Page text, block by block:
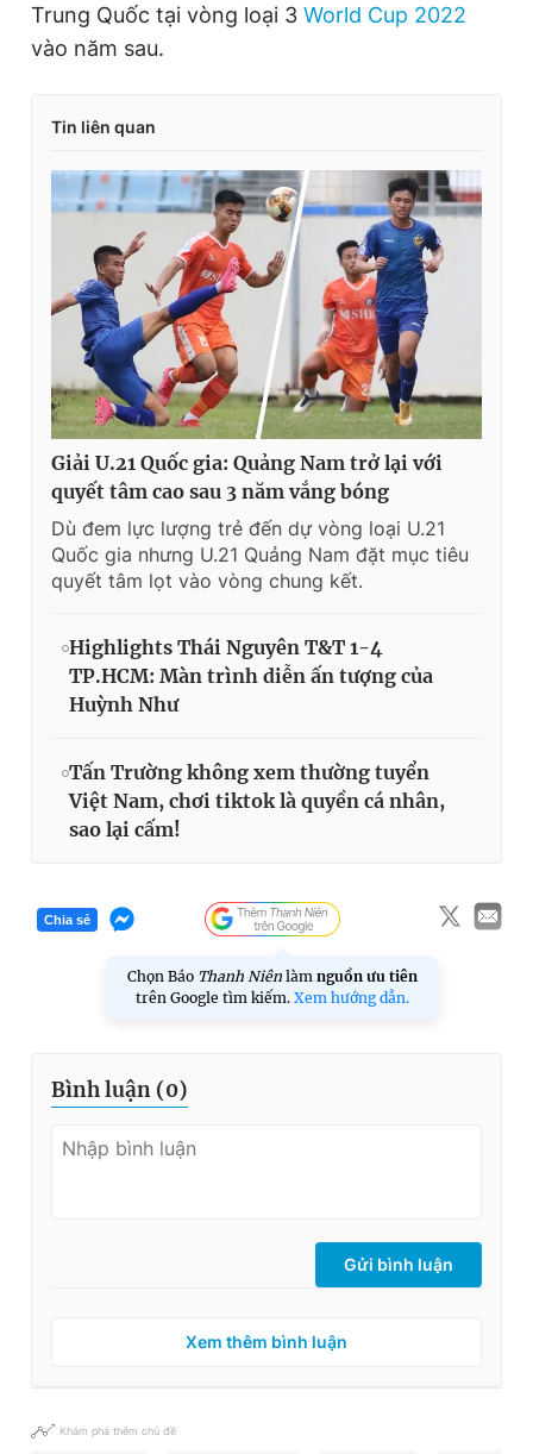
Trung Quốc tại vòng loại 3 World Cup 2022
vào năm sau.
Tin liên quan
Giải U.21 Quốc gia: Quảng Nam trở lại với
quyết tâm cao sau 3 năm vắng bóng
Dù đem lực lượng trẻ đến dự vòng loại U.21
Quốc gia nhưng U.21 Quảng Nam đặt mục tiêu
quyết tâm lọt vào vòng chung kết.
Highlights Thái Nguyên T&T 1-4
TP.HCM: Màn trình diễn ấn tượng của
Huỳnh Như
Tấn Trường không xem thường tuyển
Việt Nam, chơi tiktok là quyền cá nhân,
sao lại cấm!
Chia sẻ
Chọn Báo Thanh Niên làm nguồn ưu tiên
trên Google tìm kiếm. Xem hướng dẫn.
Bình luận (0)
Gửi bình luận
Xem thêm bình luận
Khám phá thêm chủ đề